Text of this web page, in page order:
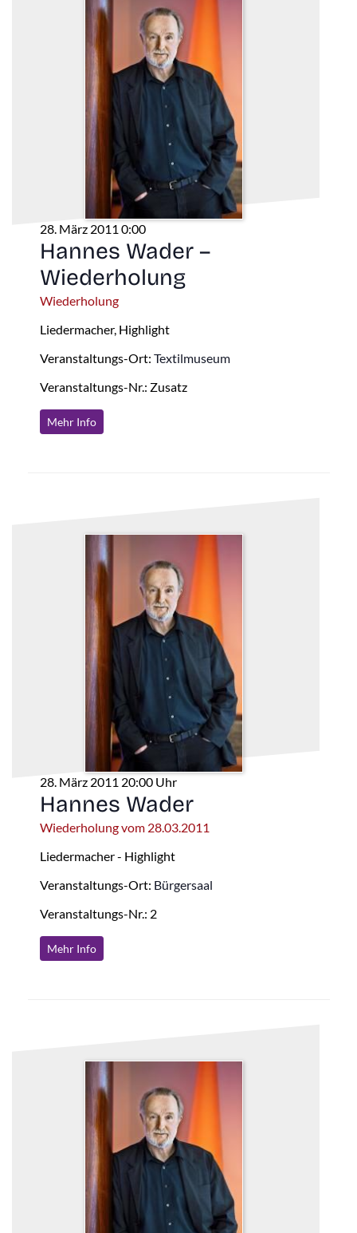
28. März 2011 0:00
Hannes Wader –
Wiederholung
Wiederholung
Liedermacher, Highlight
Veranstaltungs-Ort: Textilmuseum
Veranstaltungs-Nr.: Zusatz
Mehr Info
28. März 2011 20:00 Uhr
Hannes Wader
Wiederholung vom 28.03.2011
Liedermacher - Highlight
Veranstaltungs-Ort: Bürgersaal
Veranstaltungs-Nr.: 2
Mehr Info